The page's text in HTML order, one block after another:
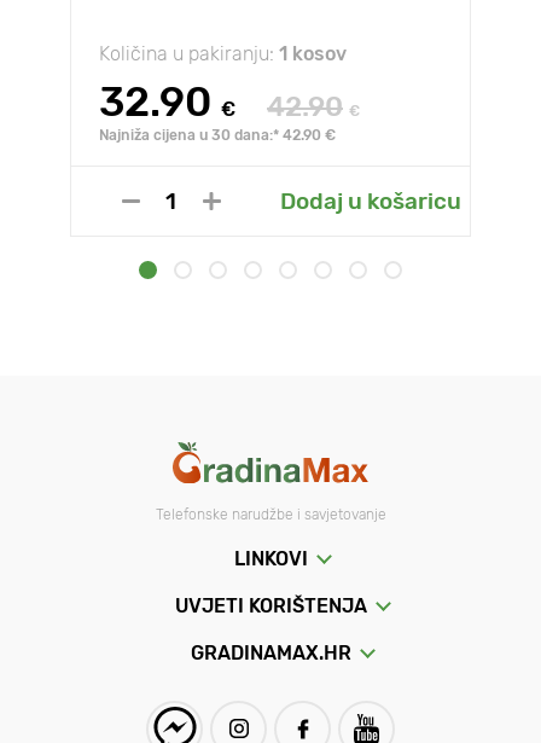
Količina u pakiranju: 1 kosov
32.90 € 42.90 €
Najniža cijena u 30 dana:* 42.90 €
Dodaj u košaricu
Telefonske narudžbe i savjetovanje
LINKOVI
UVJETI KORIŠTENJA
GRADINAMAX.HR